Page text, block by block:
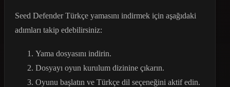
Seed Defender Türkçe yamasını indirmek için aşağıdaki
adımları takip edebilirsiniz:
Yama dosyasını indirin.
Dosyayı oyun kurulum dizinine çıkarın.
Oyunu başlatın ve Türkçe dil seçeneğini aktif edin.